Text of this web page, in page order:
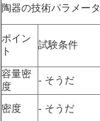
陶器の技術パラメータ
ポイン
ト
試験条件
容量密
度
- そうだ
密度 - そうだ